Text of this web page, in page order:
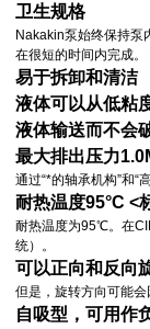
卫生规格
Nakakin泵始终保持泵
在很短的时间内完成。
易于拆卸和清洁
液体可以从低粘
液体输送而不会
最大排出压力
通过“*的轴承机构”和
耐热温度95°C <
耐热温度为95℃。在
统）。
可以正向和反向
但是，旋转方向可能
自吸型，可用作